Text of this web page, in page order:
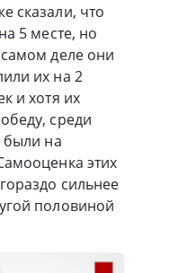
сказали, что
5 месте, но
деле они
их на 2
и хотя их
среди
были на
этих
сильнее
половиной